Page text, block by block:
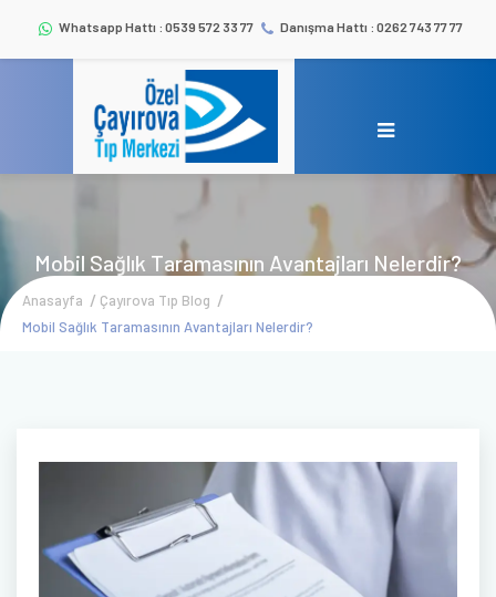
Whatsapp Hattı : 0539 572 33 77 Danışma Hattı : 0262 743 77 77
Mobil Sağlık Taramasının Avantajları Nelerdir?
Anasayfa
Çayırova Tıp Blog
Mobil Sağlık Taramasının Avantajları Nelerdir?